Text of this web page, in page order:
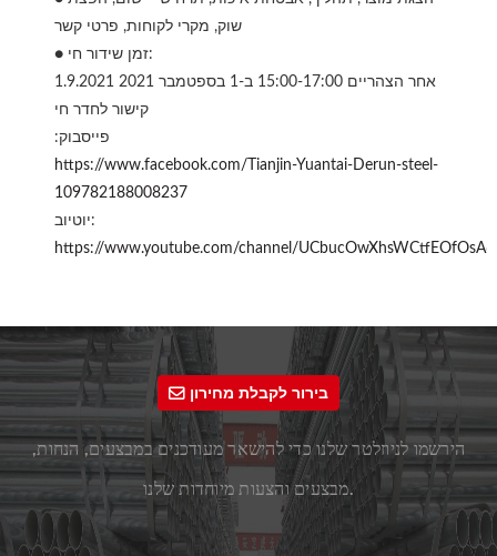
שוק, מקרי לקוחות, פרטי קשר
● זמן שידור חי:
1.9.2021 אחר הצהריים 15:00-17:00 ב-1 בספטמבר 2021
קישור לחדר חי
פייסבוק:
https://www.facebook.com/Tianjin-Yuantai-Derun-steel-
109782188008237
יוטיוב:
https://www.youtube.com/channel/
בירור לקבלת מחירון
הירשמו לניוזלטר שלנו כדי להישאר מעודכנים במבצעים, הנחות,
מבצעים והצעות מיוחדות שלנו.